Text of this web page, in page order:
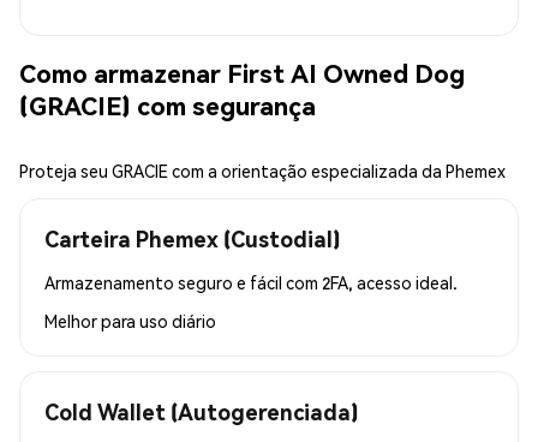
Como armazenar First AI Owned Dog
(GRACIE) com segurança
Proteja seu GRACIE com a orientação especializada da Phemex
Carteira Phemex (Custodial)
Armazenamento seguro e fácil com 2FA, acesso ideal.
Melhor para uso diário
Cold Wallet (Autogerenciada)